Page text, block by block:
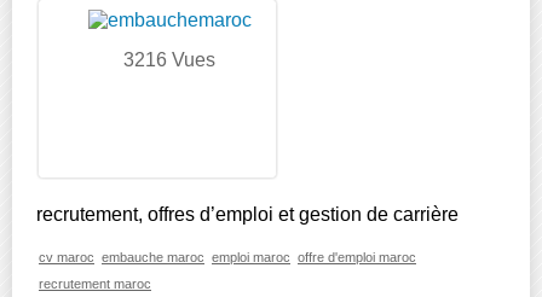
3216 Vues
recrutement, offres d’emploi et gestion de carrière
cv maroc embauche maroc emploi maroc offre d'emploi maroc
recrutement maroc